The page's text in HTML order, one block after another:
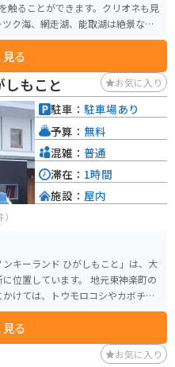
触ることができます。クリオネも見
ク海、網走湖、能取湖は絶景なの
る
もこと お気に入り
キーランド ひがしもこと」は、大
ます。 地元東神楽町の
けては、トウモロコシやカボチ
ます。 また、隣接する「東神楽町
いうブランドの新鮮な花きも販売
ン工房などもあり、休憩にも最適
る
駐車： 駐車場あり
予算： 無料
混雑： 普通
滞在： 1時間
施設： 屋内
お気に入り